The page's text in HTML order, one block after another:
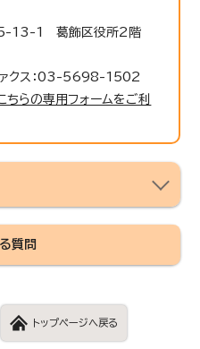
13-1 葛飾区役所2階
クス：03-5698-1502
らの専用フォームをご利
質問
トップページへ戻る